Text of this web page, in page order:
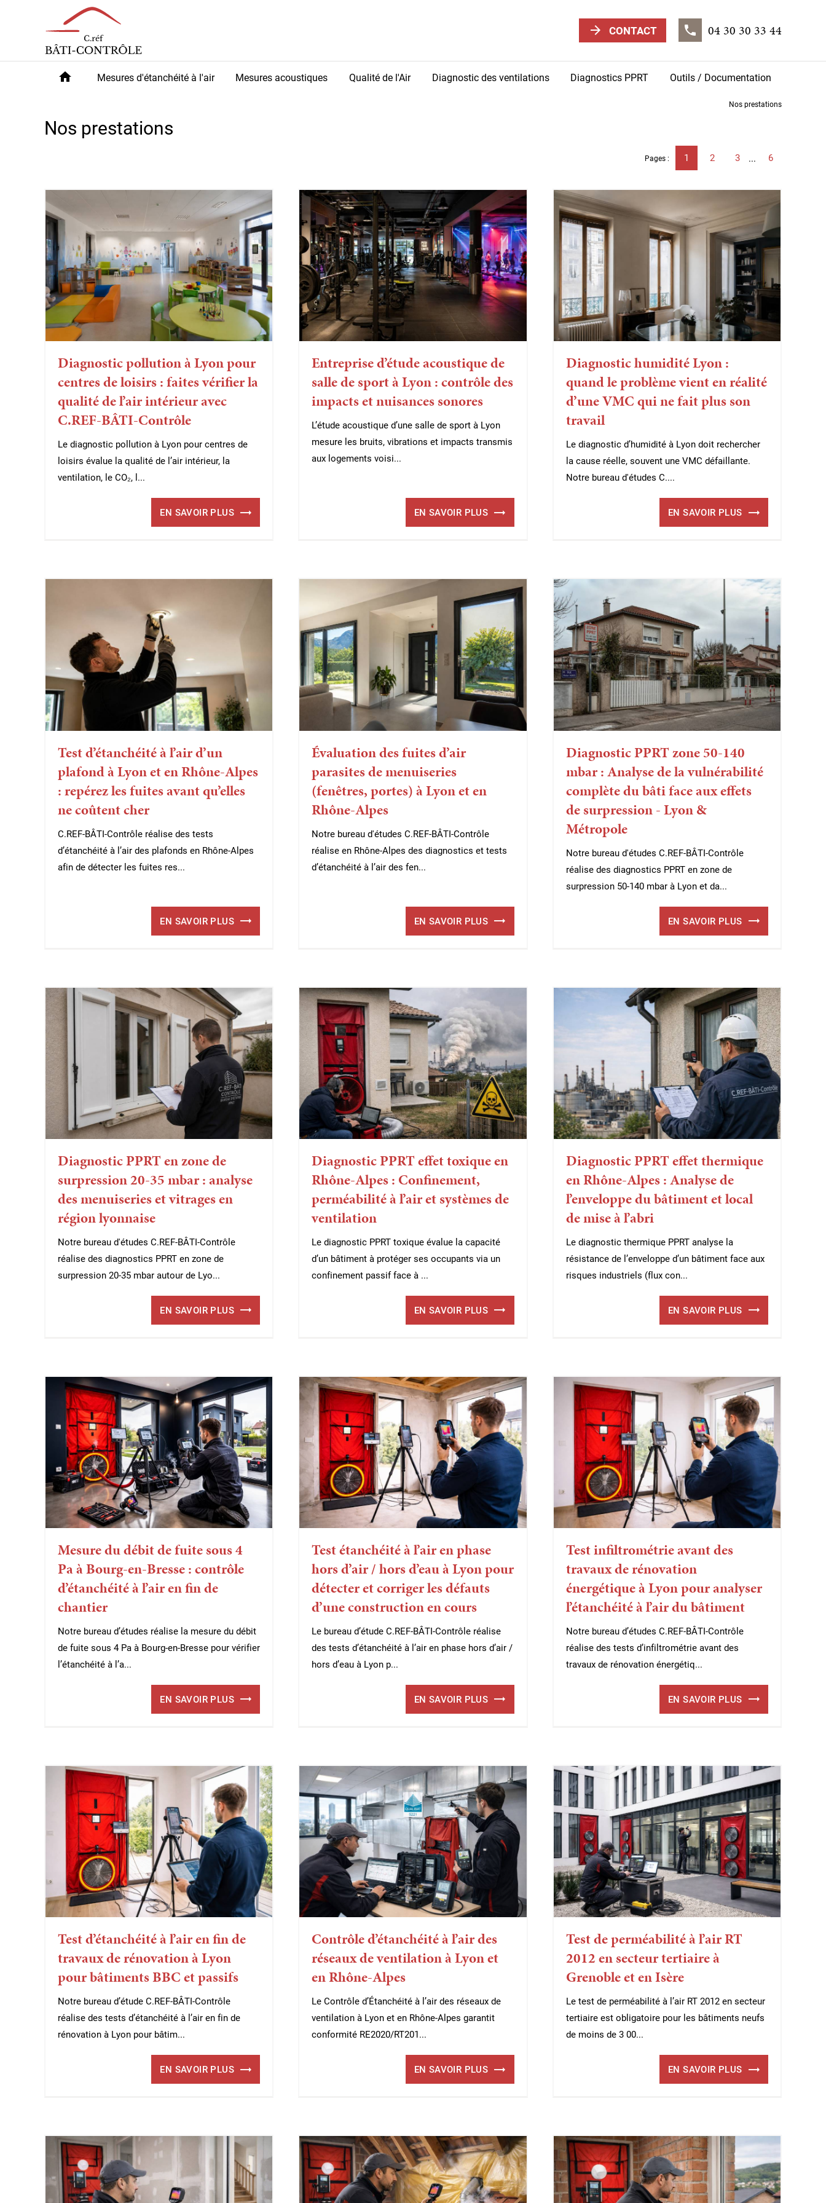
arrow_forward CONTACT phone 04 30 30 33 44
home Mesures d'étanchéité à l'air Mesures acoustiques Qualité de l'Air Diagnostic des ventilations Diagnostics PPRT Outils / Documentation
Nos prestations
Nos prestations
Pages : 1 2 3 ... 6
Diagnostic pollution à Lyon pour
centres de loisirs : faites vérifier la
qualité de l’air intérieur avec
C.REF-BÂTI-Contrôle
Le diagnostic pollution à Lyon pour centres de
loisirs évalue la qualité de l’air intérieur, la
ventilation, le CO₂, l...
EN SAVOIR PLUS
Entreprise d’étude acoustique de
salle de sport à Lyon : contrôle des
impacts et nuisances sonores
L’étude acoustique d’une salle de sport à Lyon
mesure les bruits, vibrations et impacts transmis
aux logements voisi...
EN SAVOIR PLUS
Diagnostic humidité Lyon :
quand le problème vient en réalité
d’une VMC qui ne fait plus son
travail
Le diagnostic d’humidité à Lyon doit rechercher
la cause réelle, souvent une VMC défaillante.
Notre bureau d'études C....
EN SAVOIR PLUS
Test d’étanchéité à l’air d’un
plafond à Lyon et en Rhône-Alpes
: repérez les fuites avant qu’elles
ne coûtent cher
C.REF-BÂTI-Contrôle réalise des tests
d’étanchéité à l’air des plafonds en Rhône-Alpes
afin de détecter les fuites res...
EN SAVOIR PLUS
Évaluation des fuites d’air
parasites de menuiseries
(fenêtres, portes) à Lyon et en
Rhône-Alpes
Notre bureau d'études C.REF-BÂTI-Contrôle
réalise en Rhône-Alpes des diagnostics et tests
d’étanchéité à l’air des fen...
EN SAVOIR PLUS
Diagnostic PPRT zone 50-140
mbar : Analyse de la vulnérabilité
complète du bâti face aux effets
de surpression - Lyon &
Métropole
Notre bureau d'études C.REF-BÂTI-Contrôle
réalise des diagnostics PPRT en zone de
surpression 50-140 mbar à Lyon et da...
EN SAVOIR PLUS
Diagnostic PPRT en zone de
surpression 20-35 mbar : analyse
des menuiseries et vitrages en
région lyonnaise
Notre bureau d'études C.REF-BÂTI-Contrôle
réalise des diagnostics PPRT en zone de
surpression 20-35 mbar autour de Lyo...
EN SAVOIR PLUS
Diagnostic PPRT effet toxique en
Rhône-Alpes : Confinement,
perméabilité à l’air et systèmes de
ventilation
Le diagnostic PPRT toxique évalue la capacité
d’un bâtiment à protéger ses occupants via un
confinement passif face à ...
EN SAVOIR PLUS
Diagnostic PPRT effet thermique
en Rhône-Alpes : Analyse de
l’enveloppe du bâtiment et local
de mise à l’abri
Le diagnostic thermique PPRT analyse la
résistance de l’enveloppe d’un bâtiment face aux
risques industriels (flux con...
EN SAVOIR PLUS
Mesure du débit de fuite sous 4
Pa à Bourg-en-Bresse : contrôle
d’étanchéité à l’air en fin de
chantier
Notre bureau d’études réalise la mesure du débit
de fuite sous 4 Pa à Bourg-en-Bresse pour vérifier
l’étanchéité à l’a...
EN SAVOIR PLUS
Test étanchéité à l’air en phase
hors d’air / hors d’eau à Lyon pour
détecter et corriger les défauts
d’une construction en cours
Le bureau d’étude C.REF-BÂTI-Contrôle réalise
des tests d’étanchéité à l’air en phase hors d’air /
hors d’eau à Lyon p...
EN SAVOIR PLUS
Test infiltrométrie avant des
travaux de rénovation
énergétique à Lyon pour analyser
l’étanchéité à l’air du bâtiment
Notre bureau d’études C.REF-BÂTI-Contrôle
réalise des tests d’infiltrométrie avant des
travaux de rénovation énergétiq...
EN SAVOIR PLUS
Test d’étanchéité à l’air en fin de
travaux de rénovation à Lyon
pour bâtiments BBC et passifs
Notre bureau d’étude C.REF-BÂTI-Contrôle
réalise des tests d’étanchéité à l’air en fin de
rénovation à Lyon pour bâtim...
EN SAVOIR PLUS
Contrôle d’étanchéité à l’air des
réseaux de ventilation à Lyon et
en Rhône-Alpes
Le Contrôle d’Étanchéité à l’air des réseaux de
ventilation à Lyon et en Rhône-Alpes garantit
conformité RE2020/RT201...
EN SAVOIR PLUS
Test de perméabilité à l’air RT
2012 en secteur tertiaire à
Grenoble et en Isère
Le test de perméabilité à l’air RT 2012 en secteur
tertiaire est obligatoire pour les bâtiments neufs
de moins de 3 00...
EN SAVOIR PLUS
Panneau de gestion des cookies